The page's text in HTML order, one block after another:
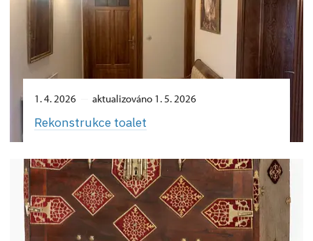
1. 4. 2026 aktualizováno 1. 5. 2026
Rekonstrukce toalet